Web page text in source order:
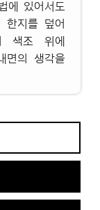
에 있어서도
지를 덮어
색조 위에
면의 생각을